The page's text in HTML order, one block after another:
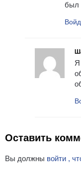
был
Я
Оставить
Вы должны войти ,